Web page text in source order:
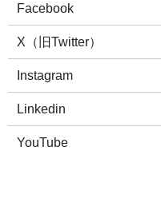
Facebook
X（旧Twitter）
Instagram
Linkedin
YouTube